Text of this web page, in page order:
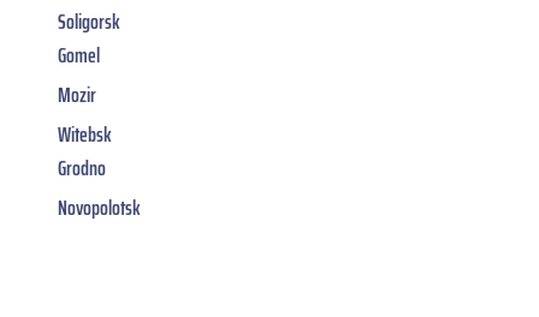
Soligorsk
Gomel
Mozir
Witebsk
Grodno
Novopolotsk